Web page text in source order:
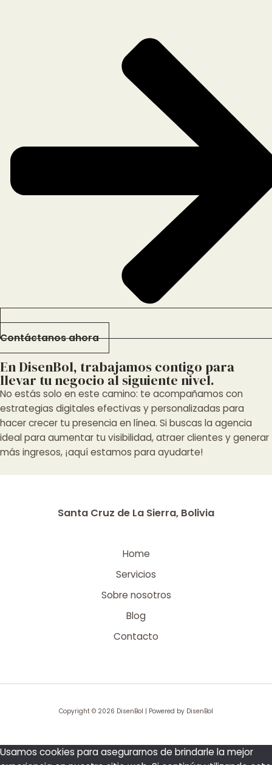
Contáctanos ahora
En DisenBol, trabajamos contigo para
llevar tu negocio al siguiente nivel.
No estás solo en este camino: te acompañamos con
estrategias digitales efectivas y personalizadas para
hacer crecer tu presencia en línea. Si buscas la agencia
ideal para aumentar tu visibilidad, atraer clientes y generar
más ingresos, ¡aquí estamos para ayudarte!
Santa Cruz de La Sierra, Bolivia
Home
Servicios
Sobre nosotros
Blog
Contacto
Copyright © 2026 DisenBol | Powered by DisenBol
Usamos cookies para asegurarnos de brindarle la mejor